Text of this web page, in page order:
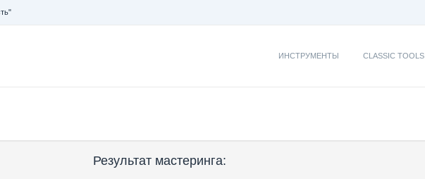
ИНСТРУМЕНТЫ CLASSIC TOOLS
Результат мастеринга: